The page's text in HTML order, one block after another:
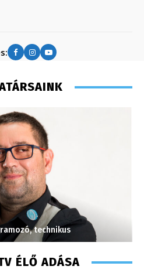
technikus
ÉLŐ ADÁSA